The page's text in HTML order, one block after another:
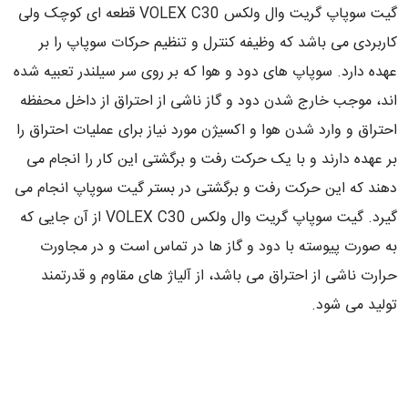
گیت سوپاپ گریت وال ولکس VOLEX C30 قطعه ای کوچک ولی
کاربردی می باشد که وظیفه کنترل و تنظیم حرکات سوپاپ را بر
عهده دارد. سوپاپ های دود و هوا که بر روی سر سیلندر تعبیه شده
اند، موجب خارج شدن دود و گاز ناشی از احتراق از داخل محفظه
احتراق و وارد شدن هوا و اکسیژن مورد نیاز برای عملیات احتراق را
بر عهده دارند و با یک حرکت رفت و برگشتی این کار را انجام می
دهند که این حرکت رفت و برگشتی در بستر گیت سوپاپ انجام می
گیرد. گیت سوپاپ گریت وال ولکس VOLEX C30 از آن جایی که
به صورت پیوسته با دود و گاز ها در تماس است و در مجاورت
حرارت ناشی از احتراق می باشد، از آلیاژ های مقاوم و قدرتمند
تولید می شود.